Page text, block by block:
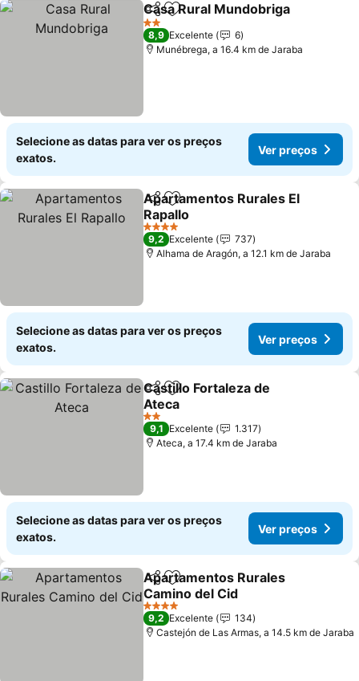
PartilharAdicionar aos favoritos
Casa Rural Mundobriga
2 Estrelas
8,9 Excelente
6
Munébrega, a 16.4 km de Jaraba
Selecione as datas para ver os preços
exatos.
Ver preços
PartilharAdicionar aos favoritos
Apartamentos Rurales El
Rapallo
Ver preços
4 Estrelas
9,2 Excelente
737
Alhama de Aragón, a 12.1 km de Jaraba
Selecione as datas para ver os preços
exatos.
Ver preços
PartilharAdicionar aos favoritos
Castillo Fortaleza de
Ateca
Ver preços
2 Estrelas
9,1 Excelente
1.317
Ateca, a 17.4 km de Jaraba
Selecione as datas para ver os preços
exatos.
Ver preços
PartilharAdicionar aos favoritos
Apartamentos Rurales
Camino del Cid
Ver preços
4 Estrelas
9,2 Excelente
134
Castejón de Las Armas, a 14.5 km de Jaraba